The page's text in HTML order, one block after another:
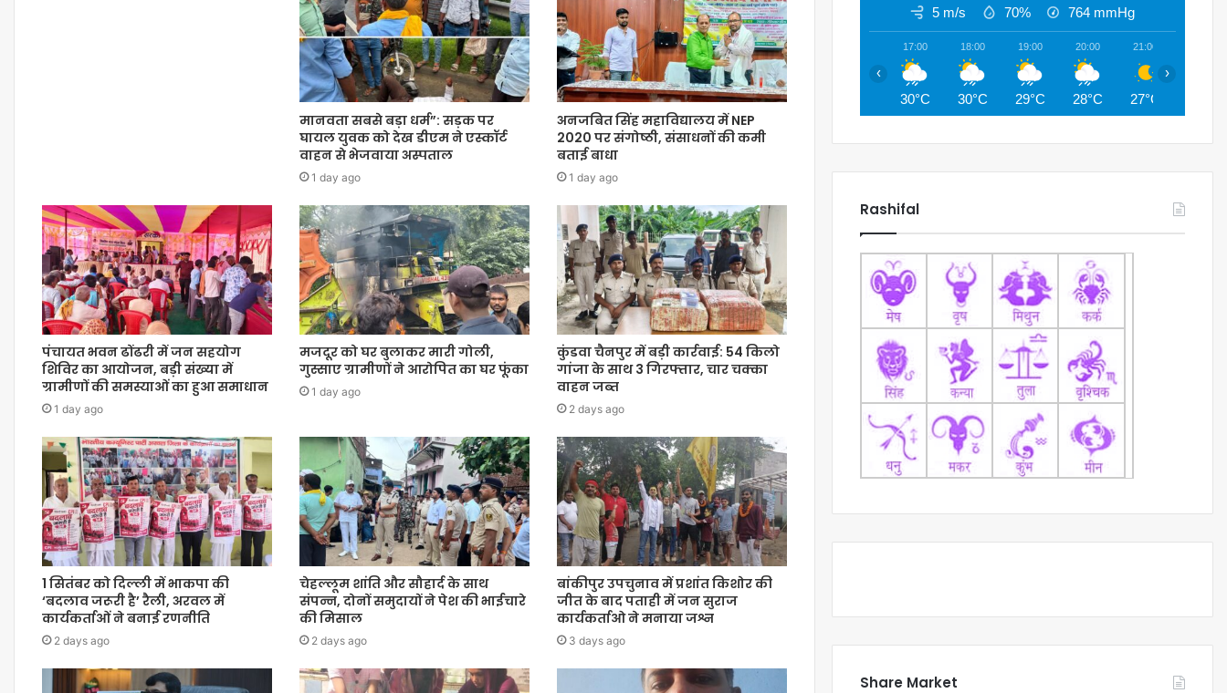
मानवता सबसे बड़ा धर्म”: सड़क पर
घायल युवक को देख डीएम ने एस्कॉर्ट
वाहन से भेजवाया अस्पताल
1 day ago
अनजबित सिंह महाविद्यालय में NEP
2020 पर संगोष्ठी, संसाधनों की कमी
बताई बाधा
1 day ago
पंचायत भवन ढोंढरी में जन सहयोग
शिविर का आयोजन, बड़ी संख्या में
ग्रामीणों की समस्याओं का हुआ समाधान
1 day ago
मजदूर को घर बुलाकर मारी गोली,
गुस्साए ग्रामीणों ने आरोपित का घर फूंका
1 day ago
कुंडवा चैनपुर में बड़ी कार्रवाई: 54 किलो
गांजा के साथ 3 गिरफ्तार, चार चक्का
वाहन जब्त
2 days ago
1 सितंबर को दिल्ली में भाकपा की
‘बदलाव जरूरी है’ रैली, अरवल में
कार्यकर्ताओं ने बनाई रणनीति
2 days ago
चेहल्लूम शांति और सौहार्द के साथ
संपन्न, दोनों समुदायों ने पेश की भाईचारे
की मिसाल
2 days ago
बांकीपुर उपचुनाव में प्रशांत किशोर की
जीत के बाद पताही में जन सुराज
कार्यकर्ताओ ने मनाया जश्न
3 days ago
5 m/s 70% 764 mmHg
17:00
30°C
18:00
30°C
19:00
29°C
20:00
28°C
21:00
27°C
‹ ›
Rashifal
Share Market